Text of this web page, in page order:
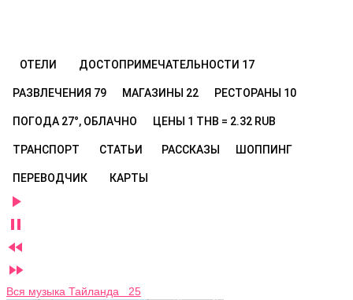
ОТЕЛИ ДОСТОПРИМЕЧАТЕЛЬНОСТИ 17
РАЗВЛЕЧЕНИЯ 79 МАГАЗИНЫ 22 РЕСТОРАНЫ 10
ПОГОДА 27°, ОБЛАЧНО ЦЕНЫ 1 THB = 2.32 RUB
ТРАНСПОРТ СТАТЬИ РАССКАЗЫ ШОППИНГ
ПЕРЕВОДЧИК КАРТЫ




Вся музыка Тайланда 25